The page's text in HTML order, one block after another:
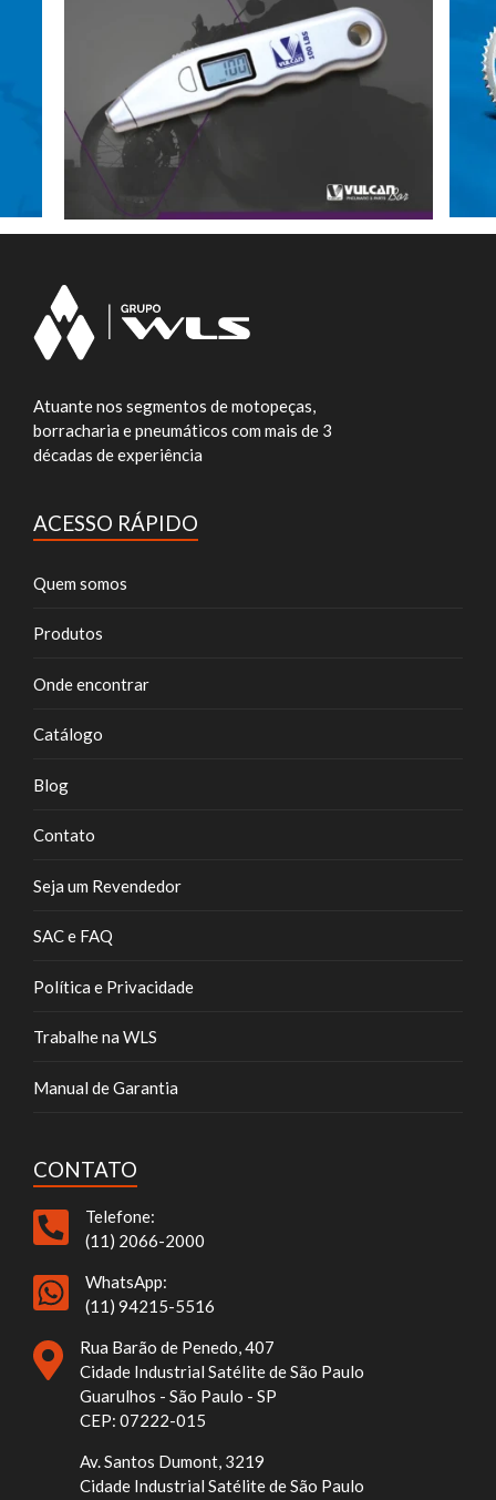
Atuante nos segmentos de motopeças,
borracharia e pneumáticos com mais de 3
décadas de experiência
ACESSO RÁPIDO
Quem somos
Produtos
Onde encontrar
Catálogo
Blog
Contato
Seja um Revendedor
SAC e FAQ
Política e Privacidade
Trabalhe na WLS
Manual de Garantia
CONTATO
Telefone:
(11) 2066-2000
WhatsApp:
(11) 94215-5516
Rua Barão de Penedo, 407
Cidade Industrial Satélite de São Paulo
Guarulhos - São Paulo - SP
CEP: 07222-015
Av. Santos Dumont, 3219
Cidade Industrial Satélite de São Paulo